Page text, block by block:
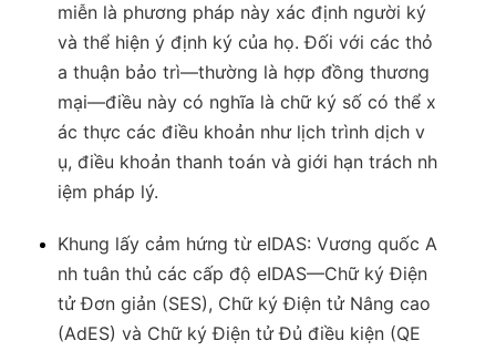
miễn là phương pháp này xác định người ký
và thể hiện ý định ký của họ. Đối với các thỏ
a thuận bảo trì—thường là hợp đồng thương
mại—điều này có nghĩa là chữ ký số có thể x
ác thực các điều khoản như lịch trình dịch v
ụ, điều khoản thanh toán và giới hạn trách nh
iệm pháp lý.
Khung lấy cảm hứng từ eIDAS: Vương quốc A
nh tuân thủ các cấp độ eIDAS—Chữ ký Điện
tử Đơn giản (SES), Chữ ký Điện tử Nâng cao
(AdES) và Chữ ký Điện tử Đủ điều kiện (QE